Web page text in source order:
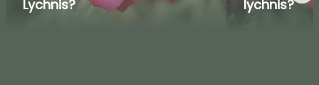
Lychnis? lychnis?